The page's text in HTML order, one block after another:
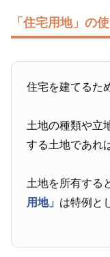
「住宅用地」の
住宅を建てるた
土地の種類や立
する土地であれ
土地を所有する
用地」 は特例と